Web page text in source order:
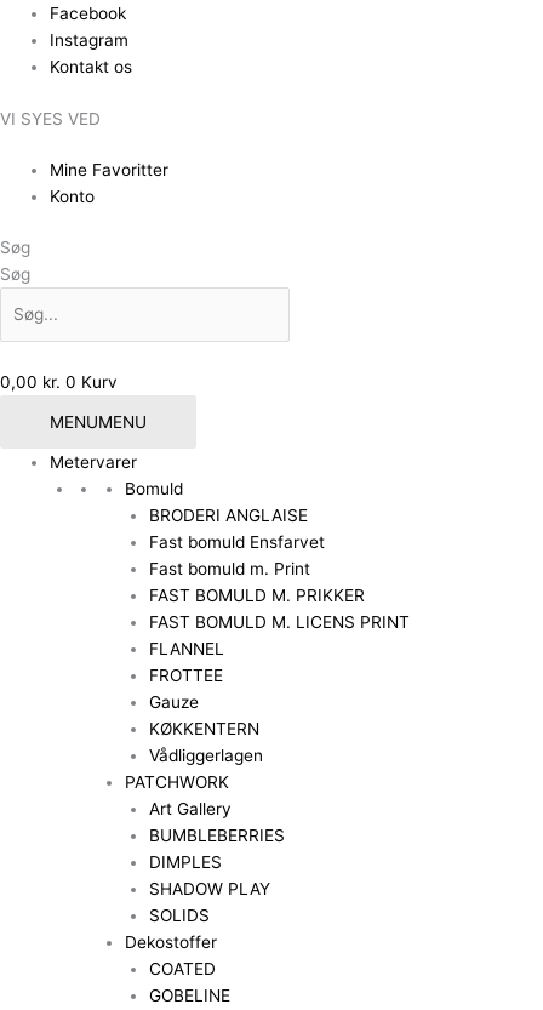
indholdet
Facebook
Instagram
Kontakt os
VI SYES VED
Mine Favoritter
Konto
Søg
Søg
0,00 kr. 0 Kurv
MENUMENU
Metervarer
Bomuld
BRODERI ANGLAISE
Fast bomuld Ensfarvet
Fast bomuld m. Print
FAST BOMULD M. PRIKKER
FAST BOMULD M. LICENS PRINT
FLANNEL
FROTTEE
Gauze
KØKKENTERN
Vådliggerlagen
PATCHWORK
Art Gallery
BUMBLEBERRIES
DIMPLES
SHADOW PLAY
SOLIDS
Dekostoffer
COATED
GOBELINE